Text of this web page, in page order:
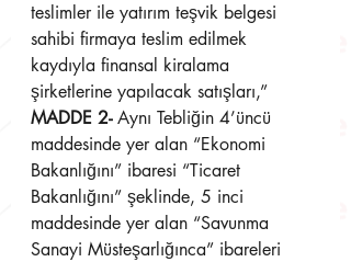
teslimler ile yatırım teşvik belgesi
sahibi firmaya teslim edilmek
kaydıyla finansal kiralama
şirketlerine yapılacak satışları,”
MADDE 2- Aynı Tebliğin 4’üncü
maddesinde yer alan “Ekonomi
Bakanlığını” ibaresi “Ticaret
Bakanlığını” şeklinde, 5 inci
maddesinde yer alan “Savunma
Sanayi Müsteşarlığınca” ibareleri